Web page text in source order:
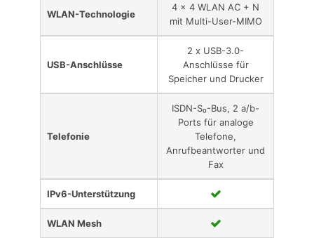
WLAN-Technologie
4 x 4 WLAN AC + N
mit Multi-User-MIMO
USB-Anschlüsse
2 x USB-3.0-
Anschlüsse für
Speicher und Drucker
Telefonie
ISDN-S₀-Bus, 2 a/b-
Ports für analoge
Telefone,
Anrufbeantworter und
Fax
IPv6-Unterstützung
WLAN Mesh